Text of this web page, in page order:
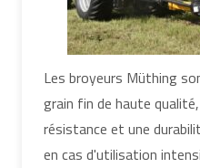
Les broyeurs Müthing
grain fin de haute
résistance et une
en cas d'utilisation